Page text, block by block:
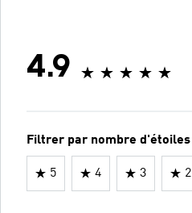
4.9
Filtrer par nombre d'étoiles
5 4 3 2